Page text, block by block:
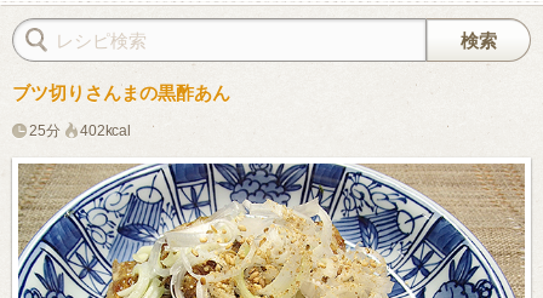
レシピ
ブツ切りさんまの黒酢あん
25分 402kcal